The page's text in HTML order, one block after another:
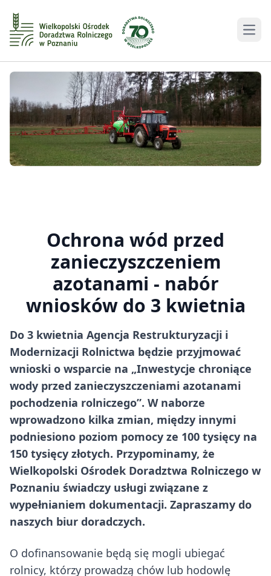
Ochrona wód przed
zanieczyszczeniem
azotanami - nabór
wniosków do 3 kwietnia
Do 3 kwietnia Agencja Restrukturyzacji i
Modernizacji Rolnictwa będzie przyjmować
wnioski o wsparcie na „Inwestycje chroniące
wody przed zanieczyszczeniami azotanami
pochodzenia rolniczego”. W naborze
wprowadzono kilka zmian, między innymi
podniesiono poziom pomocy ze 100 tysięcy na
150 tysięcy złotych. Przypominamy, że
Wielkopolski Ośrodek Doradztwa Rolniczego w
Poznaniu świadczy usługi związane z
wypełnianiem dokumentacji. Zapraszamy do
naszych biur doradczych.
O dofinansowanie będą się mogli ubiegać
rolnicy, którzy prowadzą chów lub hodowlę